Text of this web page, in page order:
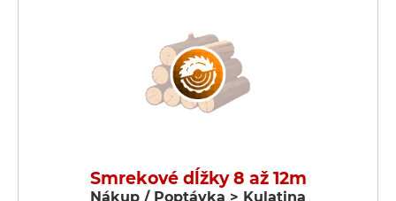
Smrekové dĺžky 8 až 12m
Nákup / Poptávka > Kulatina